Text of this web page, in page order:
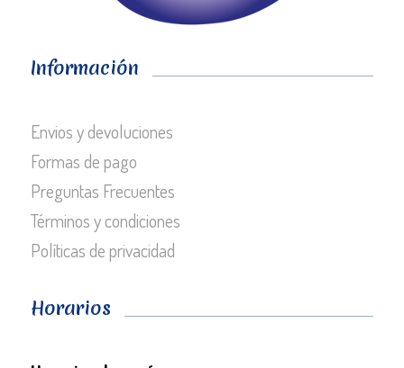
Información
Envios y devoluciones
Formas de pago
Preguntas Frecuentes
Términos y condiciones
Políticas de privacidad
Horarios